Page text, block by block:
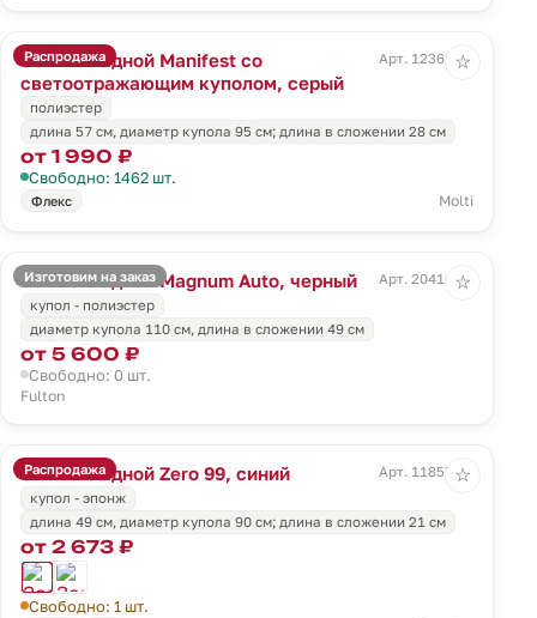
Распродажа
Зонт складной Manifest со
светоотражающим куполом, серый
Арт. 12368.11
полиэстер
длина 57 см, диаметр купола 95 см; длина в сложении 28 см
от 1 990 ₽
Свободно: 1462 шт.
Флекс Molti
☆
Изготовим на заказ
Зонт складной Magnum Auto, черный
Арт. 20410.30
купол - полиэстер
диаметр купола 110 см, длина в сложении 49 см
от 5 600 ₽
Свободно: 0 шт.
Fulton
☆
Распродажа
Зонт складной Zero 99, синий
Арт. 11855.40
купол - эпонж
длина 49 см, диаметр купола 90 см; длина в сложении 21 см
от 2 673 ₽
Свободно: 1 шт.
☆